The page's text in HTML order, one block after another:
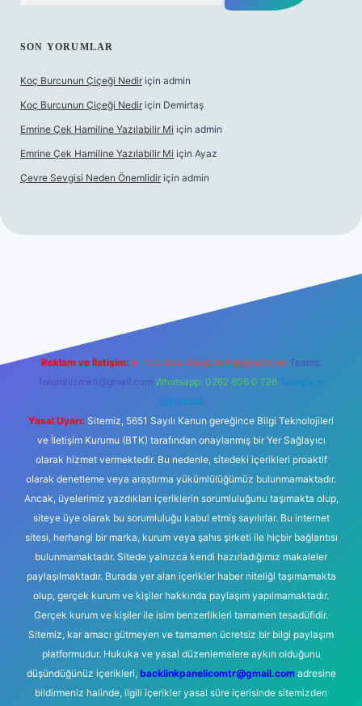
SON YORUMLAR
Koç Burcunun Çiçeği Nedir için admin
Koç Burcunun Çiçeği Nedir için Demirtaş
Emrine Çek Hamiline Yazılabilir Mi için admin
Emrine Çek Hamiline Yazılabilir Mi için Ayaz
Çevre Sevgisi Neden Önemlidir için admin
Reklam ve İletişim: E-mail: backlinkpaneli@gmail.com Teams:
forumhizmeti@gmail.com Whatsapp: 0262 606 0 726 Telegram:
@karabul
Yasal Uyarı: Sitemiz, 5651 Sayılı Kanun gereğince Bilgi Teknolojileri
ve İletişim Kurumu (BTK) tarafından onaylanmış bir Yer Sağlayıcı
olarak hizmet vermektedir. Bu nedenle, sitedeki içerikleri proaktif
olarak denetleme veya araştırma yükümlülüğümüz bulunmamaktadır.
Ancak, üyelerimiz yazdıkları içeriklerin sorumluluğunu taşımakta olup,
siteye üye olarak bu sorumluluğu kabul etmiş sayılırlar. Bu internet
sitesi, herhangi bir marka, kurum veya şahıs şirketi ile hiçbir bağlantısı
bulunmamaktadır. Sitede yalnızca kendi hazırladığımız makaleler
paylaşılmaktadır. Burada yer alan içerikler haber niteliği taşımamakta
olup, gerçek kurum ve kişiler hakkında paylaşım yapılmamaktadır.
Gerçek kurum ve kişiler ile isim benzerlikleri tamamen tesadüfidir.
Sitemiz, kar amacı gütmeyen ve tamamen ücretsiz bir bilgi paylaşım
platformudur. Hukuka ve yasal düzenlemelere aykırı olduğunu
düşündüğünüz içerikleri, backlinkpanelicomtr@gmail.comadresine
bildirmeniz halinde, ilgili içerikler yasal süre içerisinde sitemizden